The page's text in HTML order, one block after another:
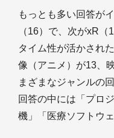
もっとも多い回答が
（16）で、次がxR
タイム性が活かされ
像（アニメ）が13、
まざまなジャンルの
回答の中には「プロ
機」「医療ソフトウ